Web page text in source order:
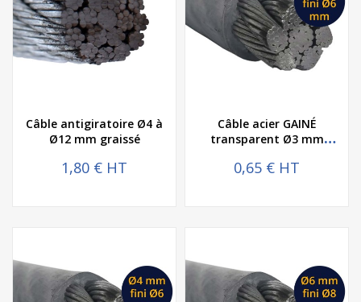
Câble antigiratoire Ø4 à
Ø12 mm graissé
1,80 € HT
Câble acier GAINÉ
transparent Ø3 mm
0,65 € HT